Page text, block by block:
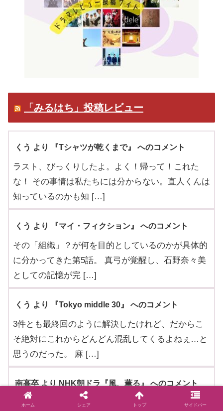
「みるはち」投稿レビュー
くう より 『Tシャツが乾くまで』 へのコメント
ラスト、びっくりしたよ。よく！帰って！これた
な！ その事情は私たちには分からない。直人くんは
知っているのかも知 […]
くう より 『マイ・フィクション』 へのコメント
その「組織」？が何を目的としているのかが具体的
に分かってきた第5話。 真弓が覚醒し、石野奈々美
としての記憶が完 […]
くう より 『Tokyo middle 30』 へのコメント
3件とも最終回のように解決したけれど、だからこ
そ絶対にこれからどんどん混乱してくるよねぇ…と
思うのだった。 麻 […]
南高卒 より NHK朝ドラ『風、薫る』 へのコメント
火曜風薫るは、人間の嫌〜〜な面を見せつけられ
ホーム シェア トップ サイドバー